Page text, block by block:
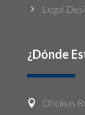
5 Legal
¿Dónde
 Oficinas